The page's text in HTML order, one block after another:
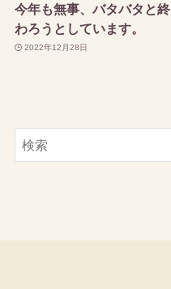
今年も無事、バタバタと終
わろうとしています。
2022年12月28日